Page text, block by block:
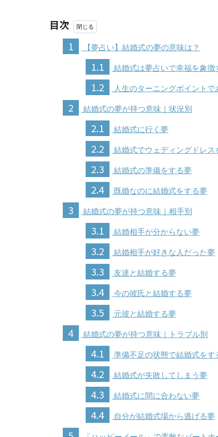
目次
1
【夢占い】結婚式の夢の意味は？
1.1 結婚式は夢占いで幸福を象徴
1.2 人生のターニングポイントで
2 結婚式の夢が持つ意味｜状況別
2.1 結婚式に行く夢
2.2 結婚式でウェディングドレス
2.3 結婚式の準備をする夢
2.4 既婚なのに結婚式をする夢
3 結婚式の夢が持つ意味｜相手別
3.1 結婚相手が分からない夢
3.2 結婚相手が好きな人だった夢
3.3 友達と結婚する夢
3.4 今の彼氏と結婚する夢
3.5 元彼と結婚する夢
4 結婚式の夢が持つ意味｜トラブル別
4.1 準備不足の状態で結婚式をす
4.2 結婚式が失敗してしまう夢
4.3 結婚式に間に合わない夢
4.4 自分が結婚式場から逃げる夢